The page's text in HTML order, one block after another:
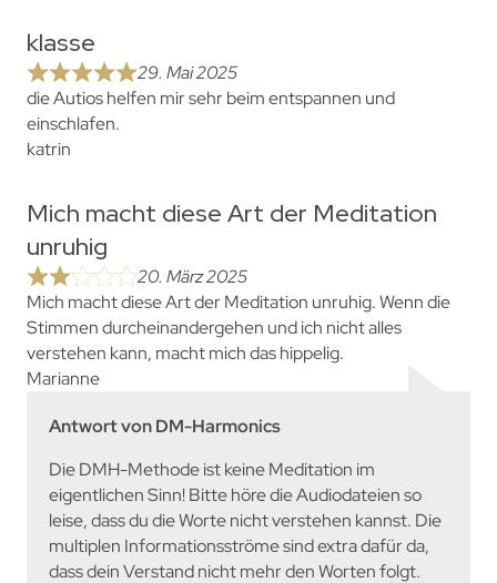
klasse
29. Mai 2025
die Autios helfen mir sehr beim entspannen und
einschlafen.
katrin
Mich macht diese Art der Meditation
unruhig
20. März 2025
Mich macht diese Art der Meditation unruhig. Wenn die
Stimmen durcheinandergehen und ich nicht alles
verstehen kann, macht mich das hippelig.
Marianne
Antwort von DM-Harmonics
Die DMH-Methode ist keine Meditation im
eigentlichen Sinn! Bitte höre die Audiodateien so
leise, dass du die Worte nicht verstehen kannst. Die
multiplen Informationsströme sind extra dafür da,
dass dein Verstand nicht mehr den Worten folgt.